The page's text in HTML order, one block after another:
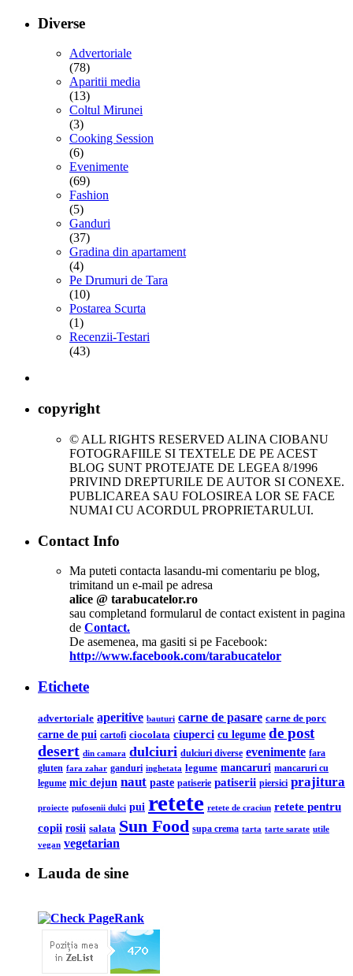
Diverse
Advertoriale
(78)
Aparitii media
(13)
Coltul Mirunei
(3)
Cooking Session
(6)
Evenimente
(69)
Fashion
(5)
Ganduri
(37)
Gradina din apartament
(4)
Pe Drumuri de Tara
(10)
Postarea Scurta
(1)
Recenzii-Testari
(43)
copyright
© ALL RIGHTS RESERVED ALINA CIOBANU
FOTOGRAFIILE SI TEXTELE DE PE ACEST
BLOG SUNT PROTEJATE DE LEGEA 8/1996
PRIVIND DREPTURILE DE AUTOR SI CONEXE.
PUBLICAREA SAU FOLOSIREA LOR SE FACE
NUMAI CU ACORDUL PROPRIETARULUI.
Contact Info
Ma puteti contacta lasandu-mi comentariu pe blog,
trimitand un e-mail pe adresa
alice @ tarabucatelor.ro
sau completand formularul de contact existent in pagina
de Contact.
De asemenea, ma gasiti si pe Facebook:
http://www.facebook.com/tarabucatelor
Etichete
advertoriale aperitive bauturi carne de pasare carne de porc
carne de pui cartofi ciocolata ciuperci cu legume de post
desert din camara dulciuri dulciuri diverse evenimente fara
gluten fara zahar ganduri inghetata legume mancaruri mancaruri cu
legume mic dejun naut paste patiserie patiserii piersici prajitura
proiecte pufosenii dulci pui retete retete de craciun retete pentru
copii rosii salata Sun Food supa crema tarta tarte sarate utile
vegan vegetarian
Lauda de sine